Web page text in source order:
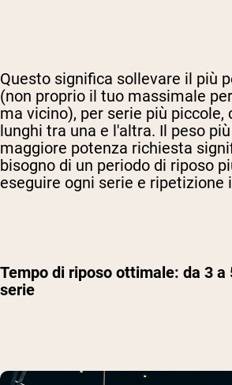
Questo significa sollevare il più
(non proprio il tuo massimale
ma vicino), per serie più piccole,
lunghi tra una e l'altra. Il peso
maggiore potenza richiesta
bisogno di un periodo di riposo
eseguire ogni serie e ripetizione
Tempo di riposo ottimale: da 3
serie